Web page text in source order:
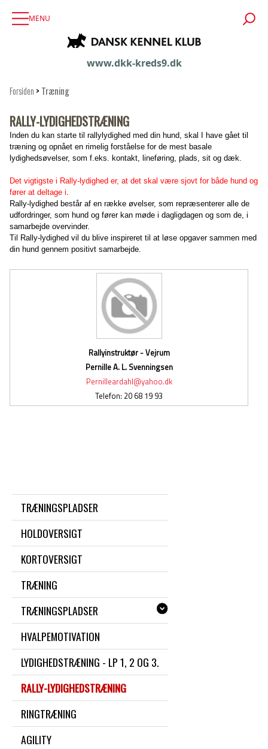
MENU
www.dkk-kreds9.dk
Forsiden > Træning
RALLY-LYDIGHEDSTRÆNING
Inden du kan starte til rallylydighed med din hund, skal I have gået til
træning og opnået en rimelig forståelse for de mest basale
lydighedsøvelser, som f.eks. kontakt, lineføring, plads, sit og dæk.
Det vigtigste i Rally-lydighed er, at det skal være sjovt for både hund og
fører at deltage i.
Rally-lydighed består af en række øvelser, som repræsenterer alle de
udfordringer, som hund og fører kan møde i dagligdagen og som de, i
samarbejde overvinder.
Til Rally-lydighed vil du blive inspireret til at løse opgaver sammen med
din hund gennem positivt samarbejde.
Rallyinstruktør - Vejrum
Pernille A. L. Svenningsen
Pernilleardahl@yahoo.dk
Telefon: 20 68 19 93
TRÆNINGSPLADSER
HOLDOVERSIGT
KORTOVERSIGT
TRÆNING
TRÆNINGSPLADSER
HVALPEMOTIVATION
LYDIGHEDSTRÆNING - LP 1, 2 OG 3.
RALLY-LYDIGHEDSTRÆNING
RINGTRÆNING
AGILITY